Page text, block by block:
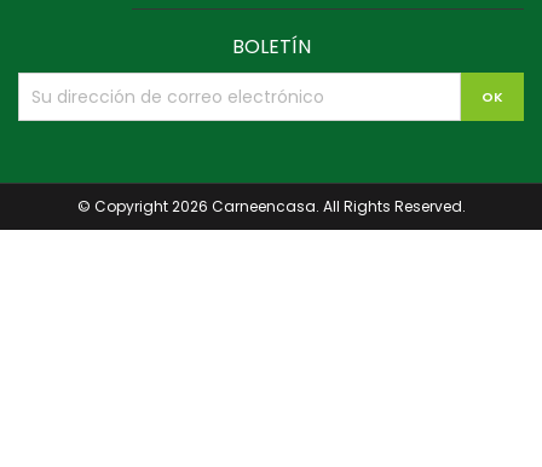
BOLETÍN
© Copyright 2026 Carneencasa. All Rights Reserved.